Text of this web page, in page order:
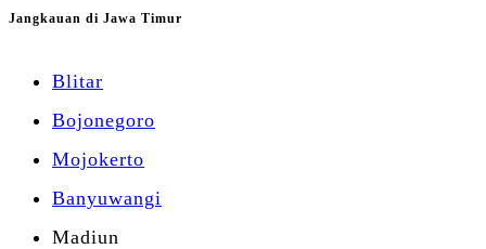
Jangkauan di Jawa Timur
Blitar
Bojonegoro
Mojokerto
Banyuwangi
Madiun